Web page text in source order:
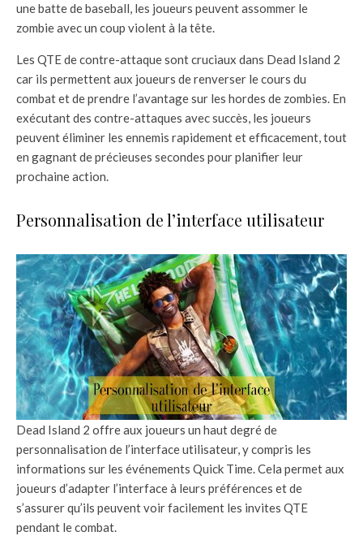
une batte de baseball, les joueurs peuvent assommer le
zombie avec un coup violent à la tête.
Les QTE de contre-attaque sont cruciaux dans Dead Island 2
car ils permettent aux joueurs de renverser le cours du
combat et de prendre l’avantage sur les hordes de zombies. En
exécutant des contre-attaques avec succès, les joueurs
peuvent éliminer les ennemis rapidement et efficacement, tout
en gagnant de précieuses secondes pour planifier leur
prochaine action.
Personnalisation de l’interface utilisateur
Dead Island 2 offre aux joueurs un haut degré de
personnalisation de l’interface utilisateur, y compris les
informations sur les événements Quick Time. Cela permet aux
joueurs d’adapter l’interface à leurs préférences et de
s’assurer qu’ils peuvent voir facilement les invites QTE
pendant le combat.